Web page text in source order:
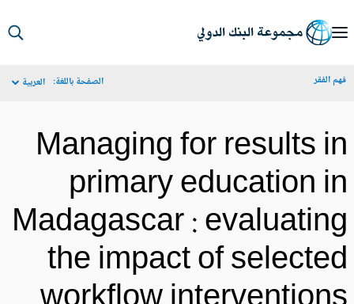
الفقر الصفحة باللغة: العربية
Managing for results
primary education
Madagascar :
the impact of